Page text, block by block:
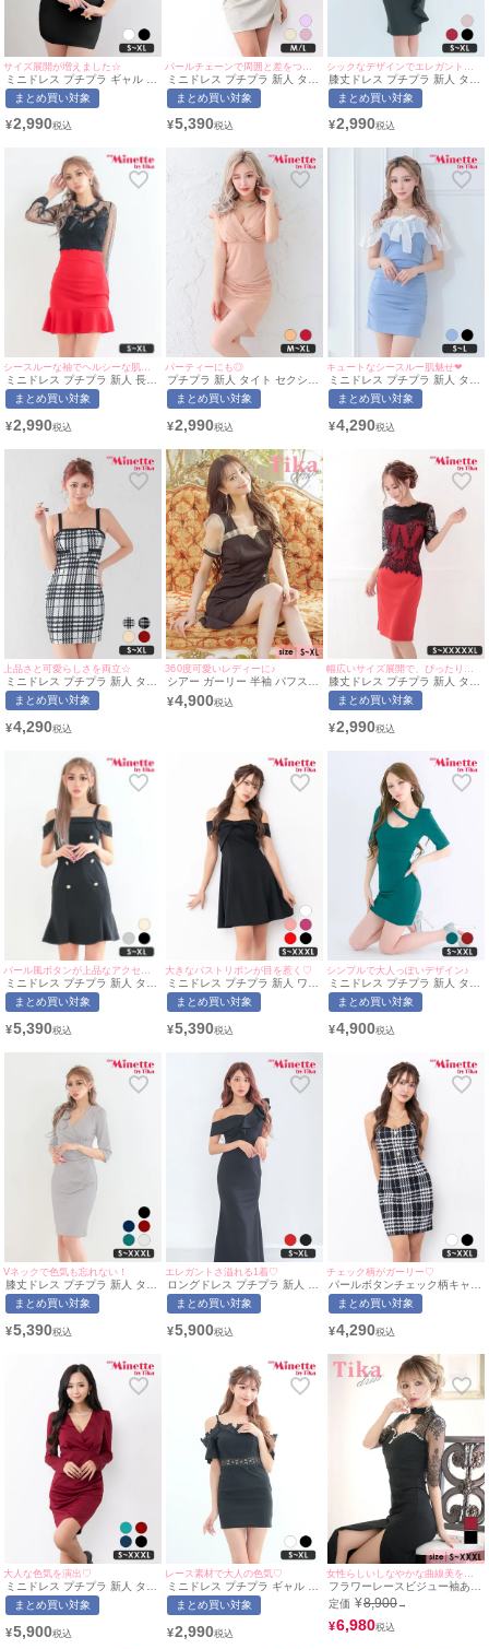
サイズ展開が増えました☆
ミニドレス プチプラ ギャル タ
イト セクシー オフショル 半袖
低身長 肩あき ブラック キャバ
イズ対応) | myMinette/マイミ
まとめ買い対象
¥2,990
ミニドレス プチプラ 新人 タイ
ト スリット ホルターネック セ
クシー ラウンジ キラキラ ノー
ールチェーン ゴールド キャバ
ズ対応) | myMinette/マイミネ
まとめ買い対象
¥5,390
膝丈ドレス プチプラ 新人 タイ
ト セクシー 半袖 谷間 黒 シン
プル フリル デザイン Vネック
用/S~XL対応) | myMinette/マイ
まとめ買い対象
¥2,990
ミニドレス プチプラ 新人 長袖
袖あり セクシー シアー レース
シアー袖 ドット柄 低身長 胸元
バドレス （あおぽん着
myMinette/マイミネット
まとめ買い対象
¥2,990
パーティーにも◎
プチプラ 新人 タイト セクシー
ラウンジ 半袖 シアー 低身長
谷間 カシュクール風 ベージュ
用/M~XLサイズ対応) |
まとめ買い対象
¥2,990
キュートなシースルー肌魅せ❤︎
ミニドレス プチプラ 新人 タイ
ト オフショル キャミソール シ
アー 低身長 胸元隠し リボン
用/S~Lサイズ) | myMinette/マ
まとめ買い対象
¥4,290
上品さと可愛らしさを両立☆
ミニドレス プチプラ 新人 タイ
ト キャミソール チェック柄 低
身長 胸元隠し パールボタン ガ
レス (波北かほ着用/S~XLサイ
まとめ買い対象
¥4,290
360度可愛いレディーに♪
シアー ガーリー 半袖 パフスリ
ーブ ハイウエスト 切替 フレア
ミニドレス (Sサイズ～XLサイ
¥4,900
膝丈ドレス プチプラ 新人 タイ
ト 袖あり ワンピース セクシー
半袖 レース シアー袖 花柄 低
ドレス (中尾みほ着用/S
まとめ買い対象
¥2,990
ミニドレス プチプラ 新人 タイ
ト オフショル 低身長 胸元隠
し ダブルボタン 黒 キャバドレ
対応) | myMinette/マイミネッ
まとめ買い対象
¥5,390
大きなバストリボンが目を惹く♡
ミニドレス プチプラ 新人 ワン
ピース オフショル フレア キャ
ミソール 低身長 胸元隠し 背中
バドレス (ちぴたん着
myMinette/マイミネット
まとめ買い対象
¥5,390
シンプルで大人っぽいデザイン♪
ミニドレス プチプラ 新人 タイ
ト 袖あり ワンピース 半袖 低
身長 谷間 スナック アシメント
(みのり着用/S~XXLサイズ対
まとめ買い対象
¥4,900
Vネックで色気も忘れない！
膝丈ドレス プチプラ 新人 タイ
ト 袖あり グレー ワンカラー
シンプル Vネック 7分袖 キャ
XXXLサイズ対応) | myMinette/
まとめ買い対象
¥5,390
エレガントさ溢れる1着♡
ロングドレス プチプラ 新人 タ
イト セクシー ラウンジ ノース
リーブ 胸元隠し 背中魅せ フリ
(ちぴたん着用/S~XLサイズ対
まとめ買い対象
¥5,900
チェック柄がガーリー♡
パールボタンチェック柄キャミ
ソールタイトミニドレス(Sサイ
ズ～XXLサイズ)(ちぴたん/キャ
ミネット]
まとめ買い対象
¥4,290
大人な色気を演出♡
ミニドレス プチプラ 新人 タイ
ト 長袖 ワンピース 低身長 谷
間 スナック 同伴 シンプル ワ
たぴ着用/S〜XXXLサイズ対応)
まとめ買い対象
¥5,900
レース素材で大人の色気♡
ミニドレス プチプラ ギャル タ
イト セクシー オフショル 半袖
低身長 肩あき 刺繍 ウエストレ
ドレス (らな着用/S~XLサイズ
まとめ買い対象
¥2,990
フラワーレースビジュー袖あり
スリットタイトバースデーロン
グドレス (Sサイズ～XXXLサイ
ズ) (門りょう/キャバドレス着
用)
定価 ¥8,900→
¥6,980